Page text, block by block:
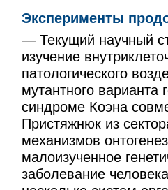
Эксперименты
— Текущий научный
изучение
патологического
мутантного
синдроме Коэна
Пристяжнюк из
механизмов
малоизученное
заболевание